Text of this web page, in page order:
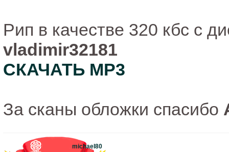
Рип в качестве 320 кбс с
vladimir32181
СКАЧАТЬ MP3
За сканы обложки спасибо
michael80